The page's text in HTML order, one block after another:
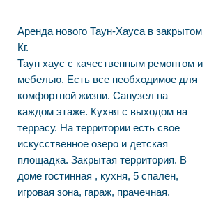
Аренда нового Таун-Хауса в закрытом
Кг.
Таун хаус с качественным ремонтом и
мебелью. Есть все необходимое для
комфортной жизни. Санузел на
каждом этаже. Кухня с выходом на
террасу. На территории есть свое
искусственное озеро и детская
площадка. Закрытая территория. В
доме гостинная , кухня, 5 спален,
игровая зона, гараж, прачечная.